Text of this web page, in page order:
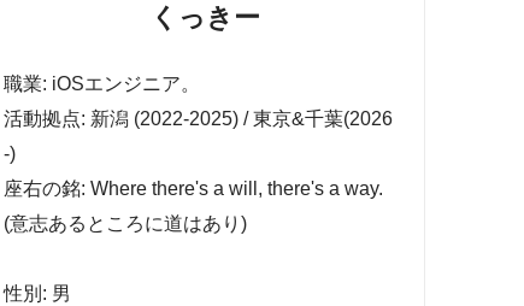
くっきー
職業: iOSエンジニア。
活動拠点: 新潟 (2022-2025) / 東京&千葉(2026
-)
座右の銘: Where there's a will, there's a way.
(意志あるところに道はあり)
性別: 男